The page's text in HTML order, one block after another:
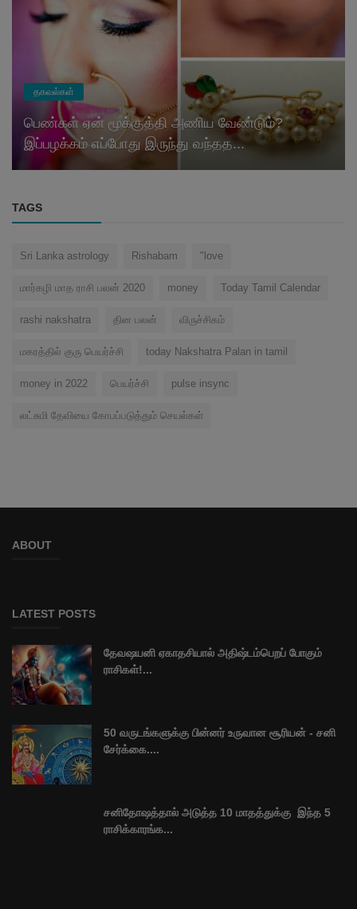
தகவல்கள்
பெண்கள் ஏன் மூக்குத்தி அணிய வேண்டும்?
இப்பழக்கம் எப்போது இருந்து வந்தத...
TAGS
Sri Lanka astrology Rishabam "love
மார்கழி மாத ராசி பலன் 2020 money Today Tamil Calendar
rashi nakshatra தின பலன் விருச்சிகம்
மகரத்தில் குரு பெயர்ச்சி today Nakshatra Palan in tamil
money in 2022 பெயர்ச்சி pulse insync
லட்சுமி தேவியை கோபப்படுத்தும் செயல்கள்
ABOUT
LATEST POSTS
தேவஷயனி ஏகாதசியால் அதிஷ்டம்பெறப் போகும்
ராசிகள்!...
50 வருடங்களுக்கு பின்னர் உருவான சூரியன் - சனி
சேர்க்கை....
சனிதோஷத்தால் அடுத்த 10 மாதத்துக்கு இந்த 5
ராசிக்காரங்க...